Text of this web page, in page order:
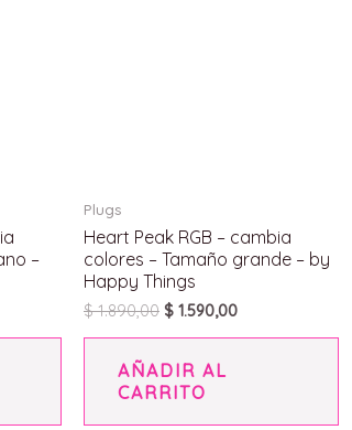
–
Plugs
Heart Peak RGB – cambia
colores – Tamaño grande – by
Happy Things
$1.890,00 $ 1.590,00
AÑADIR AL
CARRITO